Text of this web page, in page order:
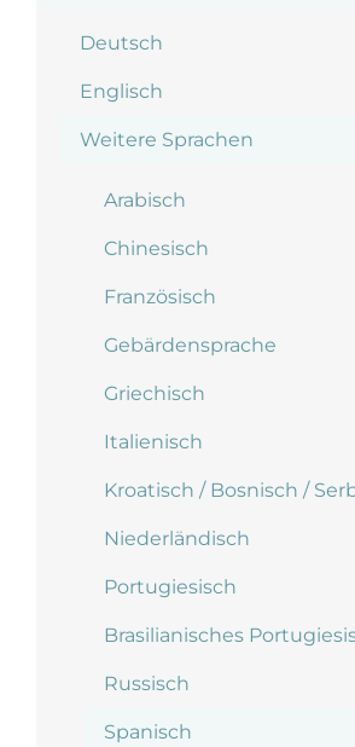
Deutsch
Englisch
Weitere Sprachen
Arabisch
Chinesisch
Französisch
Gebärdensprache
Griechisch
Italienisch
Kroatisch / Bosnisch /
Niederländisch
Portugiesisch
Brasilianisches
Russisch
Spanisch